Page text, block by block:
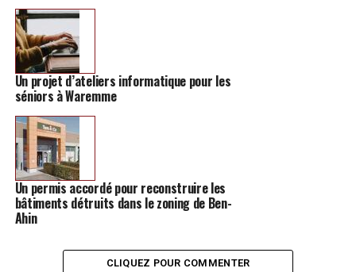
TAGS FEATURED
SUIVANT
La première zone de retenue d’eau est en cours de
Un projet d’ateliers informatique pour les
séniors à Waremme
Un permis accordé pour reconstruire les
bâtiments détruits dans le zoning de Ben-
Ahin
CLIQUEZ POUR COMMENTER